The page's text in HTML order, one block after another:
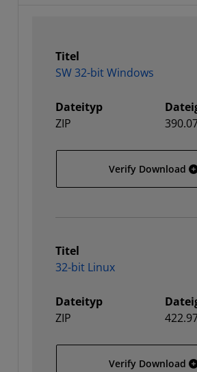
Titel
SW 32-bit Windows
Dateityp
ZIP
Verify Download
Titel
32-bit Linux
Dateityp
ZIP
Verify Download